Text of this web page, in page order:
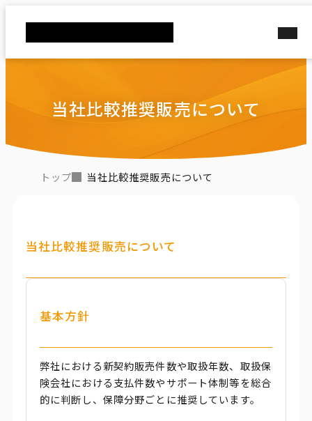
当社比較推奨販売について
トップ 当社比較推奨販売について
当社比較推奨販売について
基本方針
弊社における新契約販売件数や取扱年数、取扱保
険会社における支払件数やサポート体制等を総合
的に判断し、保障分野ごとに推奨しています。